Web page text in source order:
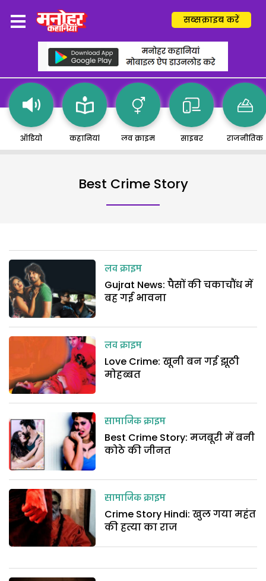
सब्सक्राइब करें
ऑडियो कहानियां लव क्राइम साइबर राजनीतिक
Best Crime Story
लव क्राइम
Gujrat News: पैसों की चकाचौंध में
बह गई भावना
लव क्राइम
Love Crime: खूनी बन गई झूठी
मोहब्बत
सामाजिक क्राइम
Best Crime Story: मजबूरी में बनी
कोठे की जीनत
सामाजिक क्राइम
Crime Story Hindi: खुल गया महंत
की हत्या का राज